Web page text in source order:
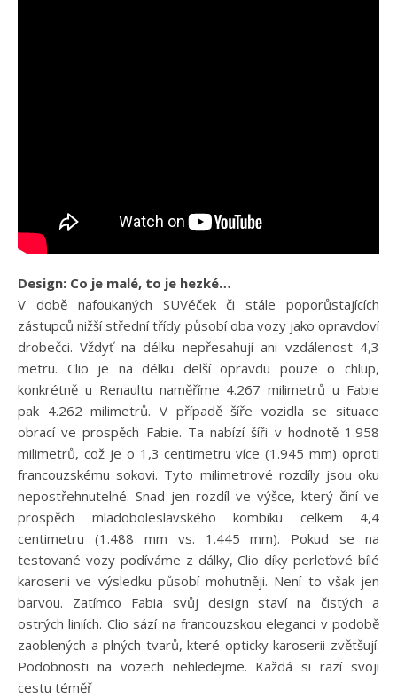
Design: Co je malé, to je hezké…
V době nafoukaných SUVéček či stále poporůstajících
zástupců nižší střední třídy působí oba vozy jako opravdoví
drobečci. Vždyť na délku nepřesahují ani vzdálenost 4,3
metru. Clio je na délku delší opravdu pouze o chlup,
konkrétně u Renaultu naměříme 4.267 milimetrů u Fabie
pak 4.262 milimetrů. V případě šíře vozidla se situace
obrací ve prospěch Fabie. Ta nabízí šíři v hodnotě 1.958
milimetrů, což je o 1,3 centimetru více (1.945 mm) oproti
francouzskému sokovi. Tyto milimetrové rozdíly jsou oku
nepostřehnutelné. Snad jen rozdíl ve výšce, který činí ve
prospěch mladoboleslavského kombíku celkem 4,4
centimetru (1.488 mm vs. 1.445 mm). Pokud se na
testované vozy podíváme z dálky, Clio díky perleťové bílé
karoserii ve výsledku působí mohutněji. Není to však jen
barvou. Zatímco Fabia svůj design staví na čistých a
ostrých liniích. Clio sází na francouzskou eleganci v podobě
zaoblených a plných tvarů, které opticky karoserii zvětšují.
Podobnosti na vozech nehledejme. Každá si razí svoji
cestu téměř